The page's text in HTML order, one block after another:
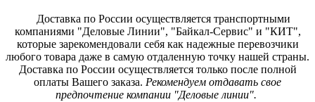
Доставка по России осуществляется транспортными
компаниями "Деловые Линии", "Байкал-Сервис" и "КИТ",
которые зарекомендовали себя как надежные перевозчики
любого товара даже в самую отдаленную точку нашей страны.
Доставка по России осуществляется только после полной
оплаты Вашего заказа. Рекомендуем отдавать свое
предпочтение компании "Деловые линии".